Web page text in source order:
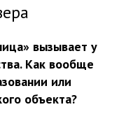
вызывает у
Как вообще
или
объекта?